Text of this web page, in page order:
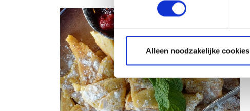
Alleen noodzakelijke cookies